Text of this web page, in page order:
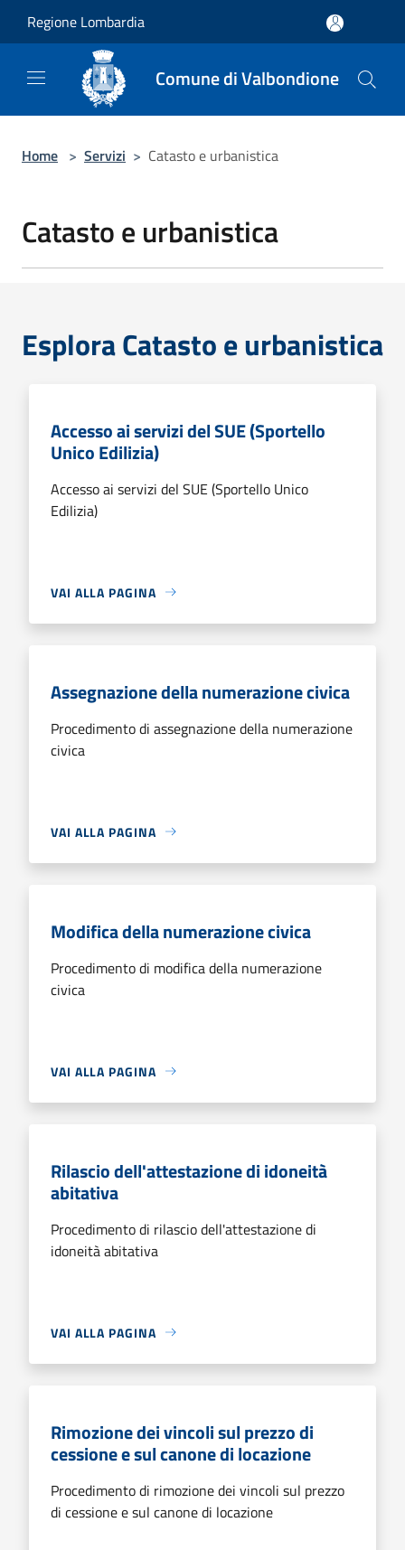
Regione Lombardia
Comune di Valbondione
Home > Servizi > Catasto e urbanistica
Catasto e urbanistica
Esplora Catasto e urbanistica
Accesso ai servizi del SUE (Sportello
Unico Edilizia)
Accesso ai servizi del SUE (Sportello Unico
Edilizia)
VAI ALLA PAGINA
Assegnazione della numerazione civica
Procedimento di assegnazione della numerazione
civica
VAI ALLA PAGINA
Modifica della numerazione civica
Procedimento di modifica della numerazione
civica
VAI ALLA PAGINA
Rilascio dell'attestazione di idoneità
abitativa
Procedimento di rilascio dell'attestazione di
idoneità abitativa
VAI ALLA PAGINA
Rimozione dei vincoli sul prezzo di
cessione e sul canone di locazione
Procedimento di rimozione dei vincoli sul prezzo
di cessione e sul canone di locazione